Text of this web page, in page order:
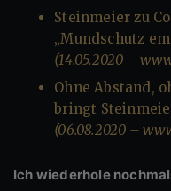
Steinmeier zu
„Mundschutz
(14.05.2020 –
Ohne Abstand,
bringt
(06.08.2020 –
Ich wiederhole nochmals das Motto der Leopoldina: